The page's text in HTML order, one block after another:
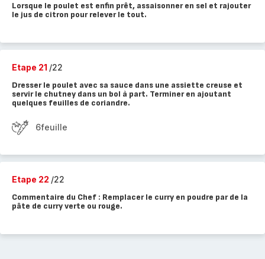
Lorsque le poulet est enfin prêt, assaisonner en sel et rajouter
le jus de citron pour relever le tout.
Etape 21 /22
Dresser le poulet avec sa sauce dans une assiette creuse et
servir le chutney dans un bol à part. Terminer en ajoutant
quelques feuilles de coriandre.
6feuille
Etape 22 /22
Commentaire du Chef : Remplacer le curry en poudre par de la
pâte de curry verte ou rouge.